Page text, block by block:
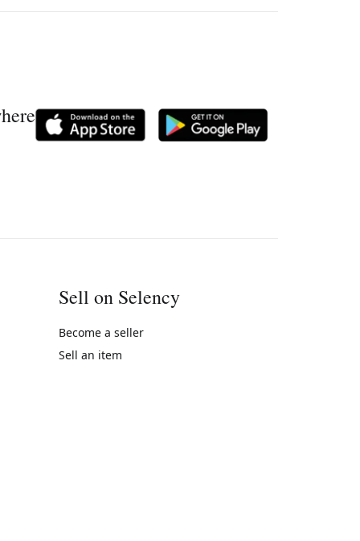
Sell on Selency
Become a seller
Sell an item